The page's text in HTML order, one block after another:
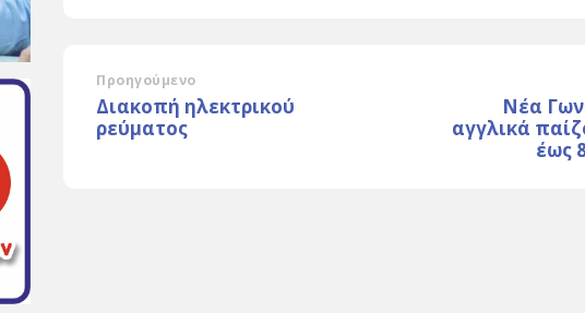
Προηγούμενο
Διακοπή ηλεκτρικού
ρεύματος
Νέα
αγγλικά
έως